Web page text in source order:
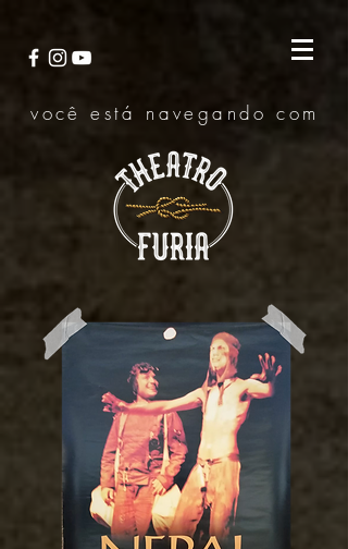
você está navegando com